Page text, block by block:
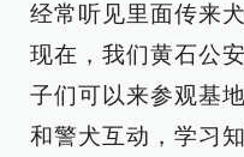
经常听见里面传来
现在，我们黄石公
子们可以来参观基
和警犬互动，学习